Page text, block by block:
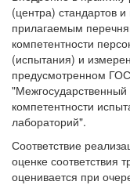
(центра) стандартов
прилагаемым
компетентности
(испытания) и
предусмотренном
компетентности
лабораторий".
Соответствие
оценке соответствия
оценивается при